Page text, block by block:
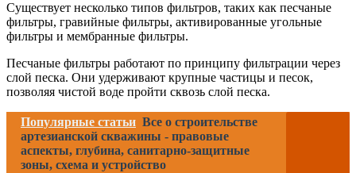
Существует несколько типов фильтров, таких как песчаные
фильтры, гравийные фильтры, активированные угольные
фильтры и мембранные фильтры.
Песчаные фильтры работают по принципу фильтрации через
слой песка. Они удерживают крупные частицы и песок,
позволяя чистой воде пройти сквозь слой песка.
Популярные статьи Все о строительстве
артезианской скважины - правовые
аспекты, глубина, санитарно-защитные
зоны, схема и устройство